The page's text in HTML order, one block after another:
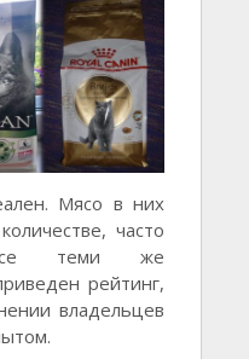
Мясо в них
часто
теми же
рейтинг,
владельцев